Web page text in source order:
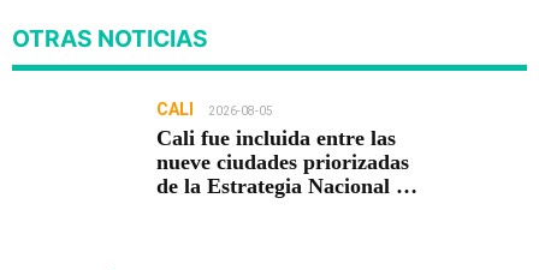
OTRAS NOTICIAS
CALI 2026-08-05
Cali fue incluida entre las
nueve ciudades priorizadas
de la Estrategia Nacional de